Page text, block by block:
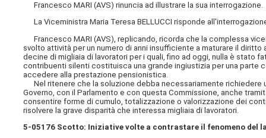
Francesco MARI (AVS) rinuncia ad illustrare la sua interrogazione.
La Viceministra Maria Teresa BELLUCCI risponde
Francesco MARI (AVS), replicando, ricorda che la complessa
svolto attività per un numero di anni insufficiente a maturare il
decine di migliaia di lavoratori per i quali, fino ad oggi, nulla è stato
contribuenti silenti costituisca una grande ingiustizia per una parte
accedere alla prestazione pensionistica.
Nel ritenere che la soluzione debba necessariamente richiedere
Governo, con il Parlamento e con questa Commissione, anche
consentire forme di cumulo, totalizzazione o valorizzazione dei
risolvere la grave disparità che interessa migliaia di lavoratori.
5-05176 Scotto: Iniziative volte a contrastare il fenomeno del